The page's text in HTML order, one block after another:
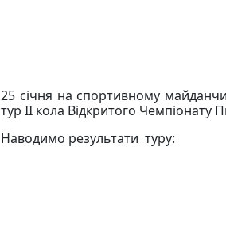
25 січня на спортивному
тур ІІ кола Відкритого Чемпіонату
Наводимо результати туру: